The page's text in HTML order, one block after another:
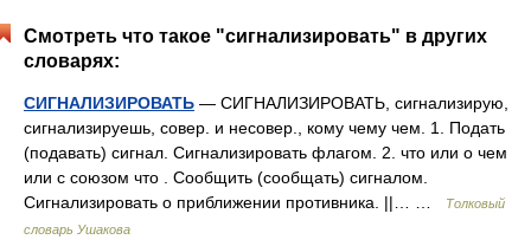
Смотреть что такое "сигнализировать" в других
словарях:
СИГНАЛИЗИРОВАТЬ — СИГНАЛИЗИРОВАТЬ, сигнализирую,
сигнализируешь, совер. и несовер., кому чему чем. 1. Подать
(подавать) сигнал. Сигнализировать флагом. 2. что или о чем
или с союзом что . Сообщить (сообщать) сигналом.
Сигнализировать о приближении противника. ||… …
Толковый
словарь Ушакова